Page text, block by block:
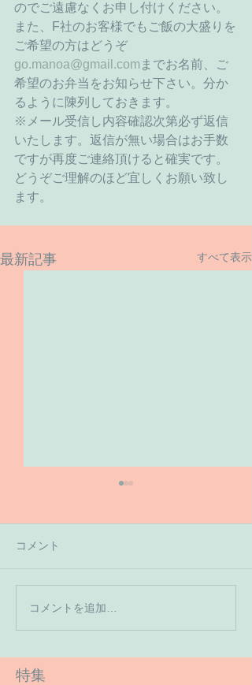
のでご遠慮なくお申し付けください。
また、F社のお客様でもご飯の大盛りを
ご希望の方はどうぞ
go.manoa@gmail.com までお名前、ご
希望のお弁当をお知らせ下さい。分か
るように陳列しておきます。
※メール受信し内容確認次第必ず返信
いたします。返信が無い場合はお手数
ですが再度ご連絡頂けると確実です。
どうぞご理解のほど宜しくお願い致し
ます。
最新記事 すべて表示
【６月１６日のご予約状
況です】
コメント
コメントを追加…
特集